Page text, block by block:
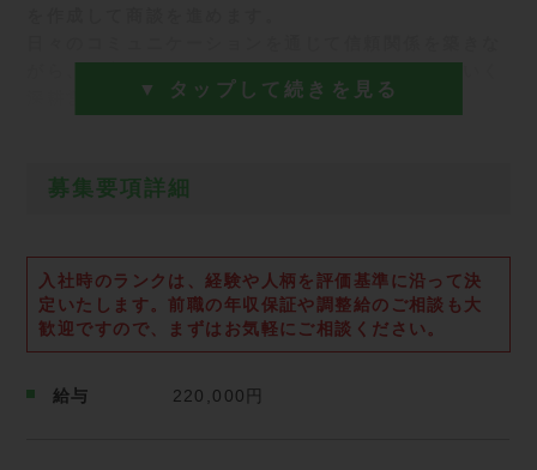
深耕営業が特徴です。
企業のSDGs推進や脱炭素化に直接貢献できる点が大
のやりがいです。
────────────────────────────────
─────────────────
▼ タップして続きを見る
募集要項詳細
入社時のランクは、経験や人柄を評価基準に沿って決
定いたします。前職の年収保証や調整給のご相談も大
歓迎ですので、まずはお気軽にご相談ください。
給与 220,000円